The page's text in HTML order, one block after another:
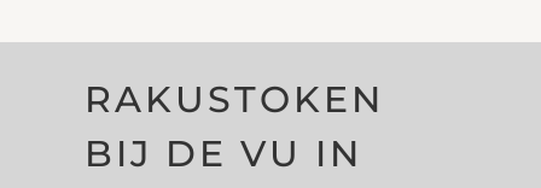
RAKUSTOKEN
BIJ DE VU IN